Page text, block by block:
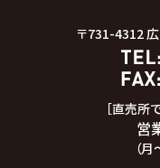
〒731-4312
［直売所
営
（